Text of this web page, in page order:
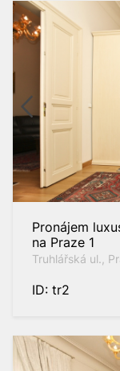
Pronájem
na Praze 1
Truhlářská ul.,
ID: tr2